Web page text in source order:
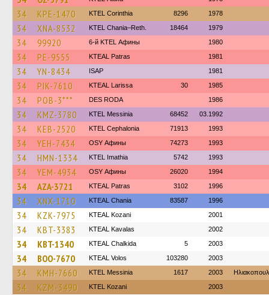
34 KPE-1470 KTEL Corinthia 8296 1978
34 XNA-8532 KTEL Chania–Reth. 18464 1979
34 99920 6-й KTEL Афины 1980
34 PE-9555 KTEAL Patras 1981
34 YN-8434 ISAP 1981
34 PIK-7610 KTEAL Larissa 30 1985
34 POB-3*** DES RODA 1986
34 KMZ-3780 KTEL Messinia 68452 03.1992
34 KEB-2520 KTEL Cephalonia 71913 1993
34 YEH-7434 OSY Афины 74273 1993
34 HMN-1334 KTEL Imathia 5742 1993
34 YEM-4934 OSY Афины 26020 1994
34 AZA-3721 KTEAL Patras 3102 1996
34 XNX-1710 KTEAL Chania 83587 1996
34 KZK-7975 KTEAL Kozani 2001
34 KBT-3383 KTEAL Kavalas 2002
34 KBT-1340 KTEAL Chalkida 5 2003
34 BOO-7670 KTEAL Volos 103280 2003
34 KMH-7660 KTEL Messinia 1617 2003
34 KZM-3490 ΚΤΕL Kozani 2003